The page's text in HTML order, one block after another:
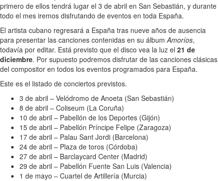
primero de ellos tendrá lugar el 3 de abril en San Sebastián, y durante
todo el mes iremos disfrutando de eventos en toda España.
El artista cubano regresará a España tras nueve años de ausencia
para presentar las canciones contenidas en su álbum Amoríos,
todavía por editar. Está previsto que el disco vea la luz el 21 de
diciembre. Por supuesto podremos disfrutar de las canciones clásicas
del compositor en todos los eventos programados para España.
Este es el listado de conciertos previstos.
3 de abril – Velódromo de Anoeta (San Sebastián)
8 de abril – Coliseum (La Coruña)
10 de abril – Pabellón de los Deportes (Gijón)
15 de abril – Pabellón Príncipe Felipe (Zaragoza)
17 de abril – Palau Sant Jordi (Barcelona)
24 de abril – Plaza de toros (Córdoba)
27 de abril – Barclaycard Center (Madrid)
29 de abril – Pabellón Fuente San Luis (Valencia)
1 de mayo – Cuartel de Artillería (Murcia)